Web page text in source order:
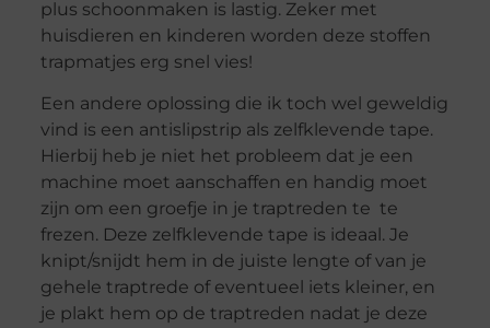
plus schoonmaken is lastig. Zeker met
huisdieren en kinderen worden deze stoffen
trapmatjes erg snel vies!
Een andere oplossing die ik toch wel geweldig
vind is een antislipstrip als zelfklevende tape.
Hierbij heb je niet het probleem dat je een
machine moet aanschaffen en handig moet
zijn om een groefje in je traptreden te te
frezen. Deze zelfklevende tape is ideaal. Je
knipt/snijdt hem in de juiste lengte of van je
gehele traptrede of eventueel iets kleiner, en
je plakt hem op de traptreden nadat je deze